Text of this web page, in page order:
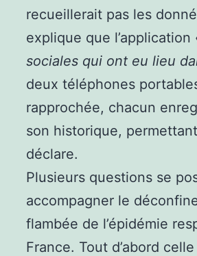
recueillerait pas les
explique que l’application
sociales qui ont eu lieu
deux téléphones
rapprochée, chacun
son historique,
déclare.
Plusieurs questions se
accompagner le
flambée de l’épidémie
France. Tout d’abord